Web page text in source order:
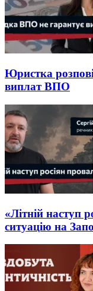
Юристка
виплат ВПО
«Літній наступ
ситуацію на